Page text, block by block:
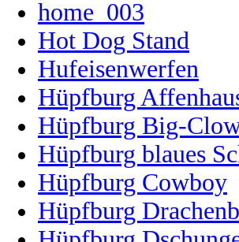
home_003
Hot Dog Stand
Hufeisenwerfen
Hüpfburg
Hüpfburg Big-
Hüpfburg blaues
Hüpfburg Cowboy
Hüpfburg